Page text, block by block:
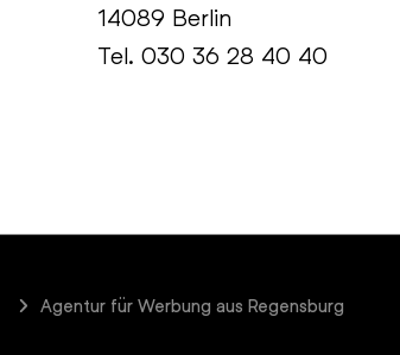
14089 Berlin
Tel.030 36 28 40 40
Agentur für Werbung aus Regensburg